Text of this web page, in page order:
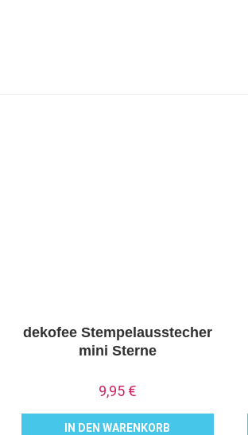
dekofee Stempelausstecher
mini Sterne
9,95 €
IN DEN WARENKORB